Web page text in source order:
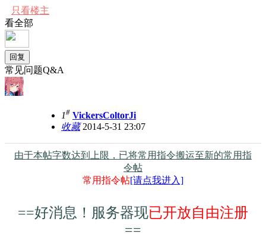
只看楼主
看全部
回复
常见问题Q&A
1# VickersColtorJi
收藏2014-5-31 23:07
由于本帖字数达到上限，已将常用指令搬运至新的常用指
令帖
常用指令帖[请点我进入]
==好消息！服务器现已开放自由注册
==